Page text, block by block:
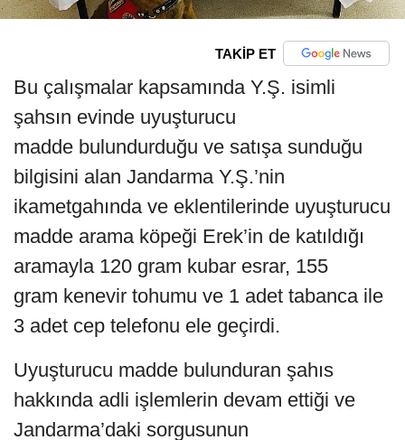
TAKİP ET
Bu çalışmalar kapsamında Y.Ş. isimli
şahsın evinde uyuşturucu
madde bulundurduğu ve satışa sunduğu
bilgisini alan Jandarma Y.Ş.’nin
ikametgahında ve eklentilerinde uyuşturucu
madde arama köpeği Erek’in de katıldığı
aramayla 120 gram kubar esrar, 155
gram kenevir tohumu ve 1 adet tabanca ile
3 adet cep telefonu ele geçirdi.
Uyuşturucu madde bulunduran şahıs
hakkında adli işlemlerin devam ettiği ve
Jandarma’daki sorgusunun